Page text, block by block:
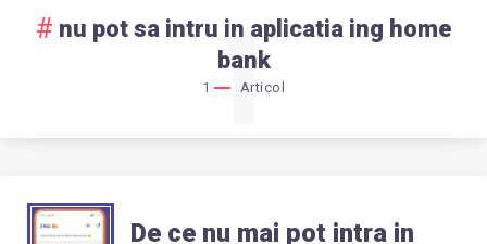
nu pot sa intru in aplicatia ing home
bank
1 Articol
1
De ce nu mai pot intra in